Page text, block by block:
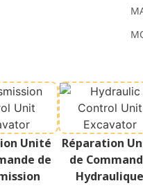
Unité
de
Réparation
de
Hydraulique